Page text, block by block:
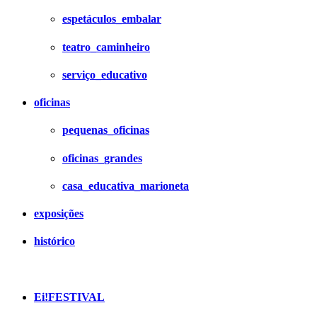
espetáculos_embalar
teatro_caminheiro
serviço_educativo
oficinas
pequenas_oficinas
oficinas_grandes
casa_educativa_marioneta
exposições
histórico
Ei!FESTIVAL